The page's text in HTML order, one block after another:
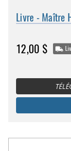
Livre - Maître
12,00 $